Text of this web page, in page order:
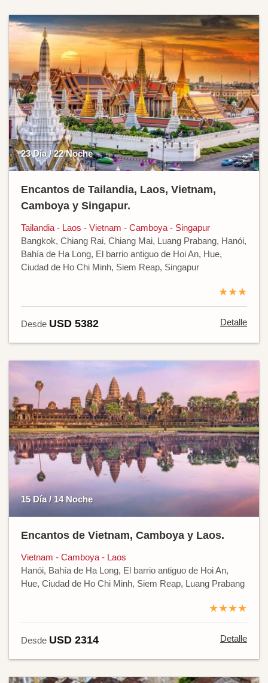
23 Día / 22 Noche
Encantos de Tailandia, Laos, Vietnam,
Camboya y Singapur.
Tailandia - Laos - Vietnam - Camboya - Singapur
Bangkok, Chiang Rai, Chiang Mai, Luang Prabang, Hanói,
Bahía de Ha Long, El barrio antiguo de Hoi An, Hue,
Ciudad de Ho Chi Minh, Siem Reap, Singapur
★★★
Desde USD 5382 Detalle
15 Día / 14 Noche
Encantos de Vietnam, Camboya y Laos.
Vietnam - Camboya - Laos
Hanói, Bahía de Ha Long, El barrio antiguo de Hoi An,
Hue, Ciudad de Ho Chi Minh, Siem Reap, Luang Prabang
★★★★
Desde USD 2314 Detalle